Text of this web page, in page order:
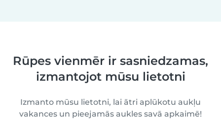
Rūpes vienmēr ir sasniedzamas,
izmantojot mūsu lietotni
Izmanto mūsu lietotni, lai ātri aplūkotu aukļu
vakances un pieejamās aukles savā apkaimē!